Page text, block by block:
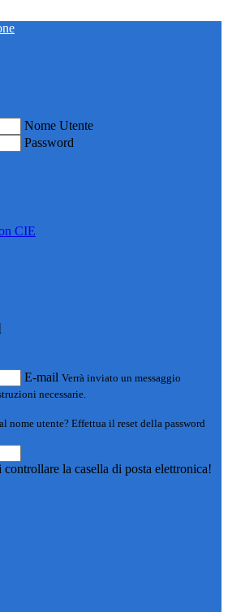
Nome Utente
Password
CIE
E-mail Verrà inviato un messaggio
necessarie.
nome utente? Effettua il reset della password
la casella di posta elettronica!